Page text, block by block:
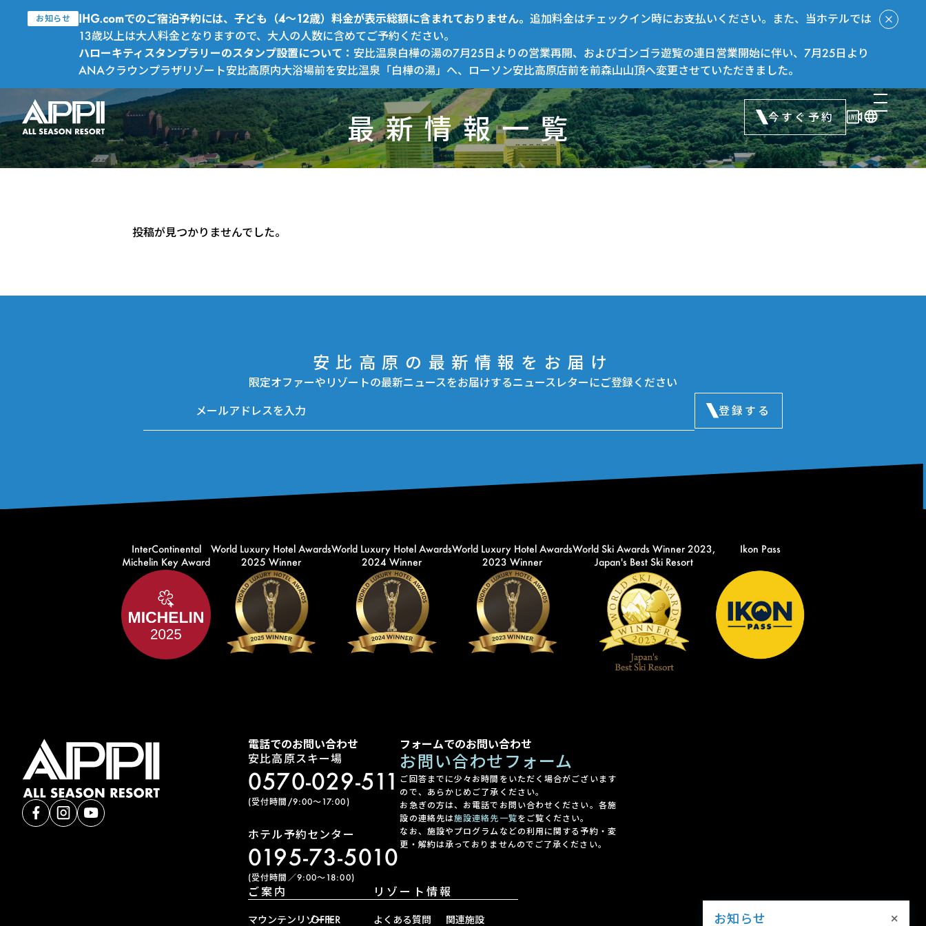
お知らせ IHG.comでのご宿泊予約には、子ども（4～12歳）料金が表示総額に含まれておりません。追加料金はチェックイン時にお支払いください。また、当ホテルでは
13歳以上は大人料金となりますので、大人の人数に含めてご予約ください。
ハローキティスタンプラリーのスタンプ設置について：安比温泉白樺の湯の7月25日よりの営業再開、およびゴンゴラ遊覧の連日営業開始に伴い、7月25日より
ANAクラウンプラザリゾート安比高原内大浴場前を安比温泉「白樺の湯」へ、ローソン安比高原店前を前森山山頂へ変更させていただきました。
今すぐ予約
最新情報一覧
投稿が見つかりませんでした。
安比高原の最新情報をお届け
限定オファーやリゾートの最新ニュースをお届けするニュースレターにご登録ください
登録する
InterContinental
Michelin Key Award
World Luxury Hotel Awards
2025 Winner
World Luxury Hotel Awards
2024 Winner
World Luxury Hotel Awards
2023 Winner
World Ski Awards Winner 2023,
Japan's Best Ski Resort
Ikon Pass
電話でのお問い合わせ
安比高原スキー場
0570-029-511
(受付時間/9:00〜17:00)
ホテル予約センター
0195-73-5010
(受付時間／9:00〜18:00)
フォームでのお問い合わせ
お問い合わせフォーム
ご回答までに少々お時間をいただく場合がございます
ので、あらかじめご了承ください。
お急ぎの方は、お電話でお問い合わせください。各施
設の連絡先は施設連絡先一覧をご覧ください。
なお、施設やプログラムなどの利用に関する予約・変
更・解約は承っておりませんのでご了承ください。
ご案内
マウンテンリゾート
OFFER
リゾート情報
よくある質問 関連施設 お知らせ ×